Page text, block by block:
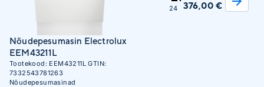
Nõudepesumasin Electrolux
EEM43211L
Tootekood: EEM43211L GTIN:
7332543781263
Nõudepesumasinad
24 376,00 €